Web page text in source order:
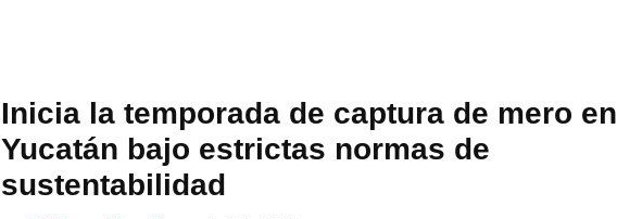
Inicia la temporada de captura de mero en
Yucatán bajo estrictas normas de
sustentabilidad